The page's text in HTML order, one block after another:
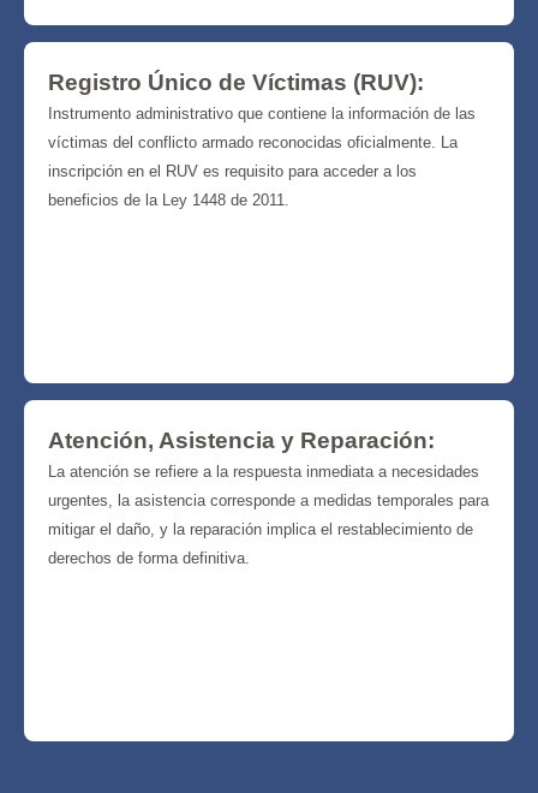
Registro Único de Víctimas (RUV):
Instrumento administrativo que contiene la información de las
víctimas del conflicto armado reconocidas oficialmente. La
inscripción en el RUV es requisito para acceder a los
beneficios de la Ley 1448 de 2011.
Atención, Asistencia y Reparación:
La atención se refiere a la respuesta inmediata a necesidades
urgentes, la asistencia corresponde a medidas temporales para
mitigar el daño, y la reparación implica el restablecimiento de
derechos de forma definitiva.